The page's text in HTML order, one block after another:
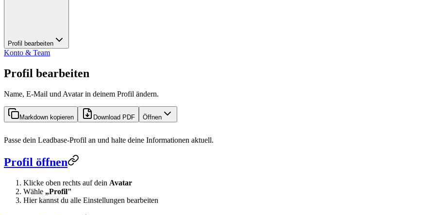
Profil bearbeiten
Konto & Team
Profil bearbeiten
Name, E-Mail und Avatar in deinem Profil ändern.
Markdown kopieren Download PDF Öffnen
Passe dein Leadbase-Profil an und halte deine Informationen aktuell.
Profil öffnen
Klicke oben rechts auf dein Avatar
Wähle „Profil"
Hier kannst du alle Einstellungen bearbeiten